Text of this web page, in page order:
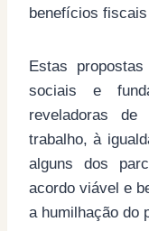
benefícios
Estas
sociais e
reveladoras
trabalho, à
alguns dos
acordo viável e
a humilhação do